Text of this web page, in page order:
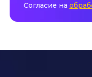
Согласие на